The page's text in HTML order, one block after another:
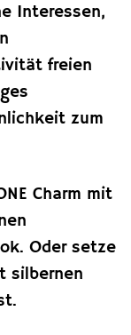
Interessen,
freien
zum
Charm mit
Oder setze
silbernen